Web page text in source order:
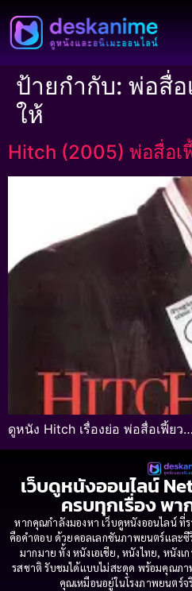
ป้ายกำกับ: พ่อสื่อ
ให้
Hitch (2005) พ่อสื่อเ
ดูหนัง Hitch เรื่องย่อ พ่อสื่อเฟี้ยว
เว็บดูหนังออนไลน์
ครบทุกเรื่อง พา
หากคุณกำลังมองหา เว็บดูหนังออนไลน์ ที่
คือคำตอบ ด้วยคอลเลกชันภาพยนตร์และ
มากมาย ทั้ง หนังเอเชีย, หนังไทย, หนัง
รสชาติ รับชมได้แบบไม่สะดุด พร้อมคุณภา
คุณเหมือนอยู่ในโรงภาพยนตร์จ